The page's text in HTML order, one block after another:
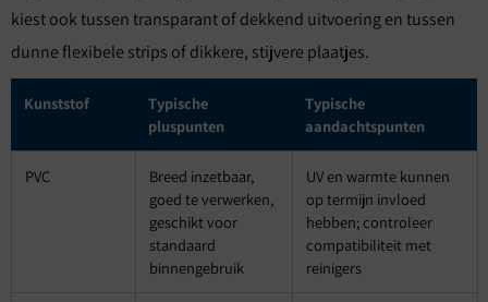
kiest ook tussen transparant of dekkend uitvoering en tussen
dunne flexibele strips of dikkere, stijvere plaatjes.
Kunststof
Typische
pluspunten
Typische
aandachtspunten
PVC
Breed inzetbaar,
goed te verwerken,
geschikt voor
standaard
binnengebruik
UV en warmte kunnen
op termijn invloed
hebben; controleer
compatibiliteit met
reinigers